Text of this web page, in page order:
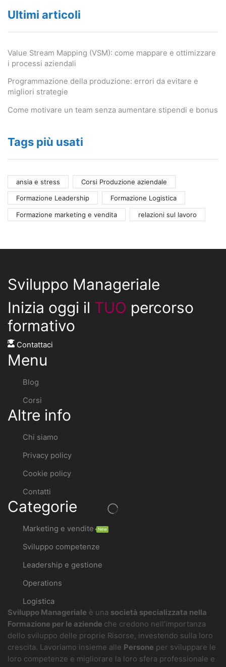
Ultimi articoli
Value Stream Mapping (VSM): come mappare e ottimizzare
i processi aziendali
Programmazione della produzione: errori da evitare e
migliori strategie
Come motivare un team senza aumentare stipendi e bonus
Tags più usati
ansia e stress Corsi Produzione aziendale
Formazione Leadership Formazione Logistica
Formazione marketing e vendita relazioni sul lavoro
Sviluppo Manageriale
Inizia oggi il TUO percorso
formativo
Contattaci
Menu
Blog
Corsi
Altre info
Chi siamo
Privacy policy
Cookie policy
Contatti
Categorie
Marketing e vendite New
Sviluppo competenze
Leadership e gestione
Operations
Logistica
Sviluppo Manageriale è una società specializzata nella
Formazione per le aziende che credono nell’importanza
dello sviluppo delle proprie Risorse, investendo sulla loro
crescita. Lavoriamo insieme alle Persone per sviluppare le
loro competenze e migliorare la loro sfera professionale e